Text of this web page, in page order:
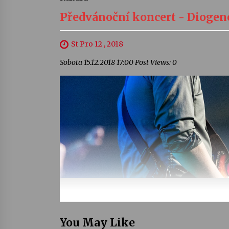
Předvánoční koncert -
St Pro 12 , 2018
Sobota 15.12.2018 17:00 Post Views: 0
You May Like